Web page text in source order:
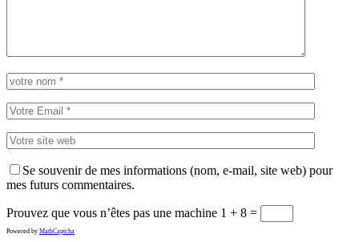
Se souvenir de mes informations (nom, e-mail, site web) pour
mes futurs commentaires.
Prouvez que vous n’êtes pas une machine 1 + 8 =
Powered by MathCaptcha